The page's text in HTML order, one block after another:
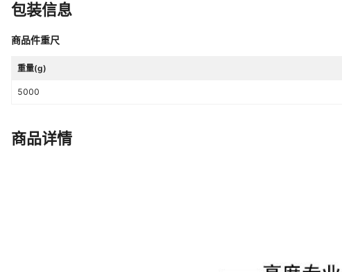
包装信息
商品件重尺
重量(g)
5000
商品详情